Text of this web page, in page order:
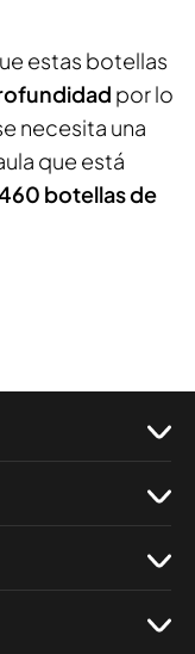
estas botellas
por lo
necesita una
que está
botellas de